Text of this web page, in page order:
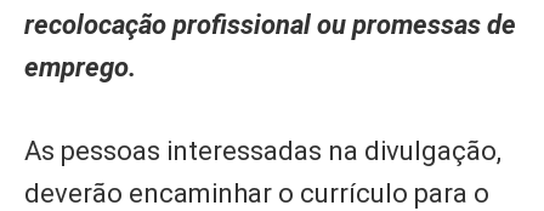
recolocação profissional ou promessas de
emprego.
As pessoas interessadas na divulgação,
deverão encaminhar o currículo para o